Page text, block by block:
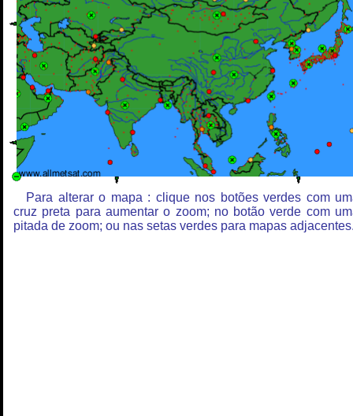
Para alterar o mapa : clique nos botões verdes com
cruz preta para aumentar o zoom; no botão verde com
pitada de zoom; ou nas setas verdes para mapas